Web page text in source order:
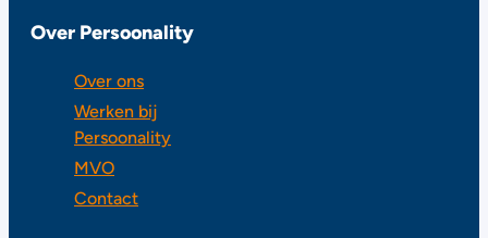
Over Persoonality
Over ons
Werken bij
Persoonality
MVO
Contact